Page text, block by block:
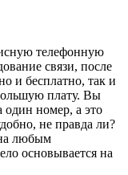
телефонную
связи, после
и бесплатно, так и
плату. Вы
один номер, а это
не правда ли?
любым
основывается на